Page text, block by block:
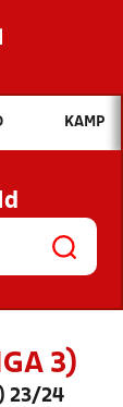
søge efter?
OG
KAMP
3)
23/24